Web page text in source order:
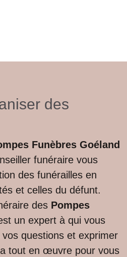
des
Funèbres Goéland
funéraire vous
des funérailles en
et celles du défunt.
des Pompes
un expert à qui vous
questions et exprimer
tout en œuvre pour vous